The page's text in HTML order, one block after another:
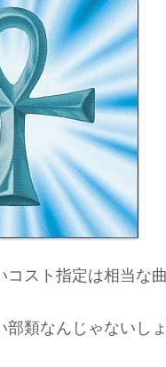
スト指定は相当な曲
類なんじゃないし